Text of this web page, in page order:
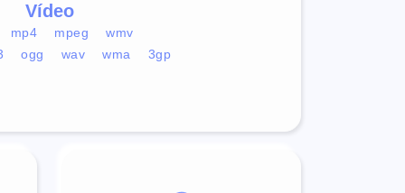
Vídeo
mp4 mpeg
wmv
ogg wav wma 3gp